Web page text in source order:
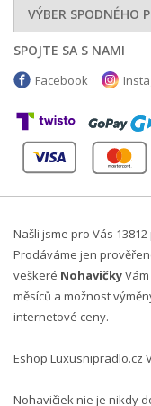
VÝBER SPODNÉHO
SPOJTE SA S NAMI
Facebook
Našli jsme pro Vás
Prodáváme jen
veškeré Nohavičky
měsíců a možnost
internetové ceny.
Eshop Luxusnipradlo.cz
Nohavičiek nie je nikdy